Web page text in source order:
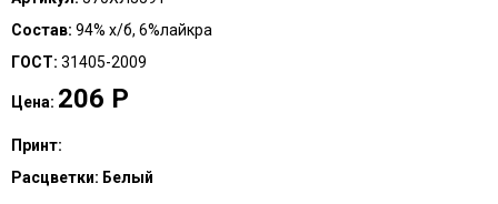
Состав: 94% х/б, 6%лайкра
ГОСТ: 31405-2009
Цена: 206 Р
Принт:
Расцветки: Белый